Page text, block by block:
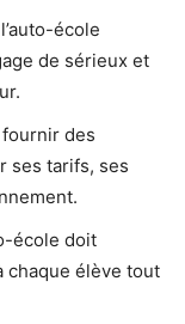
école
de sérieux et
fournir des
ses tarifs, ses
école doit
chaque élève tout